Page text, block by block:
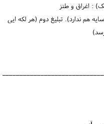
هم ندارد). تبلیغ دوم (هر لکه ایی